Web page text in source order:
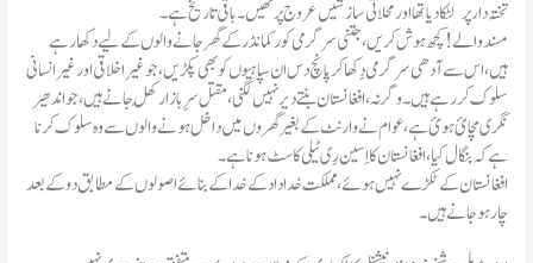
تختہ دار پر لٹکا دیا تھا اور محلاتی سازشیں عروج پر تھیں ۔ باقی تاریخ ہے ۔
مسند والے ! کچھ ہوش کریں، جتنی سرگرمی کور کمانڈر کے گھر جانے والوں کے لیے دکھا رہے
ہیں، اس سے آدھی سرگرمی دِکھا کر پانچ دس ان سپاہیوں کو بھی پکڑیں، جو غیر اخلاقی اور غیر انسانی
سلوک کر رہے ہیں ۔ وگرنہ ، افغانستان بنتے دیر نہیں لگنی ، مقتل سرِبازار کُھل جانے ہیں ، جو اندھیر
نگری مچائ ہوئ ہے ، عوام نے وارنٹ کے بغیر گھروں میں داخل ہونے والوں سے وہ سلوک کرنا
ہے کہ بنگال کیا، افغانستان کا اِسین رِی ٹیلی کاسٹ ہونا ہے ۔
افغانستان کے ٹکڑے نہیں ہوئے ، مملکت خداداد کے خدا کے بنائے اصولوں کے مطابق دو کے بعد
چار ہو جانے ہیں ۔